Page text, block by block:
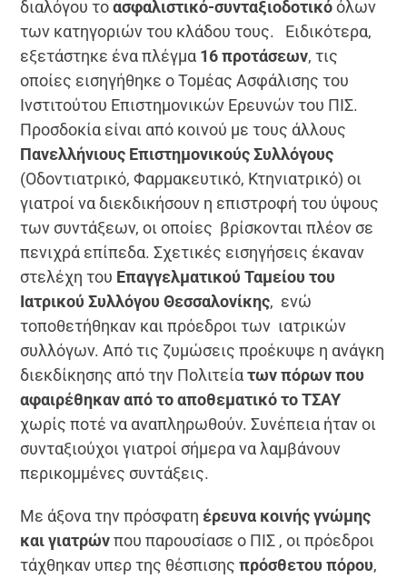
διαλόγου τοασφαλιστικό-συνταξιοδοτικόόλων
των κατηγοριών του κλάδου τους. Ειδικότερα,
εξετάστηκε ένα πλέγμα 16 προτάσεων, τις
οποίες εισηγήθηκε ο Τομέας Ασφάλισης του
Ινστιτούτου Επιστημονικών Ερευνών του ΠΙΣ.
Προσδοκία είναι από κοινού με τους άλλους
Πανελλήνιους Επιστημονικούς Συλλόγους
(Οδοντιατρικό, Φαρμακευτικό, Κτηνιατρικό) οι
γιατροί να διεκδικήσουν η επιστροφή του ύψους
των συντάξεων, οι οποίες βρίσκονται πλέον σε
πενιχρά επίπεδα. Σχετικές εισηγήσεις έκαναν
στελέχη του Επαγγελματικού Ταμείου του
Ιατρικού Συλλόγου Θεσσαλονίκης, ενώ
τοποθετήθηκαν και πρόεδροι των ιατρικών
συλλόγων. Από τις ζυμώσεις προέκυψε η ανάγκη
διεκδίκησης από την Πολιτείατων πόρων που
αφαιρέθηκαν από το αποθεματικό το ΤΣΑΥ
χωρίς ποτέ να αναπληρωθούν. Συνέπεια ήταν οι
συνταξιούχοι γιατροί σήμερα να λαμβάνουν
περικομμένες συντάξεις.
Με άξονα την πρόσφατη έρευνα κοινής γνώμης
και γιατρώνπου παρουσίασε ο ΠΙΣ , οι πρόεδροι
τάχθηκαν υπερ της θέσπισηςπρόσθετου πόρου,